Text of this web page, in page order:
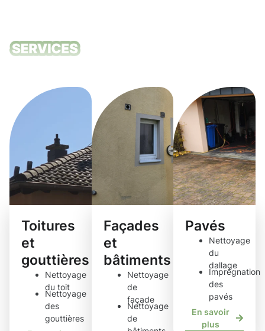
Toitures
et
gouttières
Nettoyage
du toit
Nettoyage
des
gouttières
Façades
et
bâtiments
Nettoyage
de
façade
Nettoyage
de
Pavés
Nettoyage
du
dallage
Imprégnation
des
pavés
En savoir
plus